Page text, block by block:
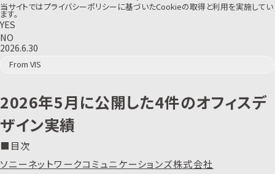
当サイトではプライバシーポリシーに基づいたCookieの取得と利用を実施してい
ます。
YES
NO
2026.6.30
From VIS
2026年5月に公開した4件のオフィスデ
ザイン実績
■目次
ソニーネットワークコミュニケーションズ株式会社